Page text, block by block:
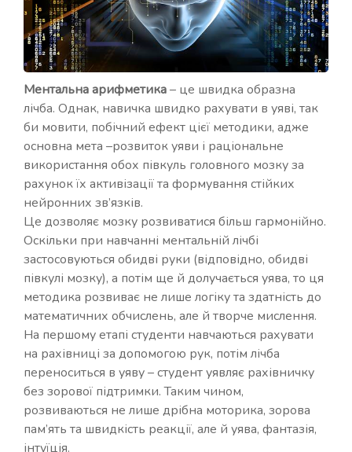
Ментальна арифметика– це швидка образна
лічба. Однак, навичка швидко рахувати в уяві, так
би мовити, побічний ефект цієї методики, адже
основна мета –розвиток уяви і раціональне
використання обох півкуль головного мозку за
рахунок їх активізації та формування стійких
нейронних зв’язків.
Це дозволяє мозку розвиватися більш гармонійно.
Оскільки при навчанні ментальній лічбі
застосовуються обидві руки (відповідно, обидві
півкулі мозку), а потім ще й долучається уява, то ця
методика розвиває не лише логіку та здатність до
математичних обчислень, але й творче мислення.
На першому етапі студенти навчаються рахувати
на рахівниці за допомогою рук, потім лічба
переноситься в уяву – студент уявляє рахівничку
без зорової підтримки. Таким чином,
розвиваються не лише дрібна моторика, зорова
пам’ять та швидкість реакції, але й уява, фантазія,
інтуїція.